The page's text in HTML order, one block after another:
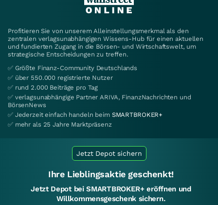
Profitieren Sie von unserem Alleinstellungsmerkmal als den
zentralen verlagsunabhängigen Wissens-Hub für einen aktuellen
und fundierten Zugang in die Börsen- und Wirtschaftswelt, um
strategische Entscheidungen zu treffen.
✅ Größte Finanz-Community Deutschlands
✅ über 550.000 registrierte Nutzer
✅ rund 2.000 Beiträge pro Tag
✅ verlagsunabhängige Partner ARIVA, FinanzNachrichten und
BörsenNews
✅ Jederzeit einfach handeln beim SMARTBROKER+
✅ mehr als 25 Jahre Marktpräsenz
Jetzt Depot sichern
Ihre Lieblingsaktie geschenkt!
Jetzt Depot bei SMARTBROKER+ eröffnen und
Willkommensgeschenk sichern.